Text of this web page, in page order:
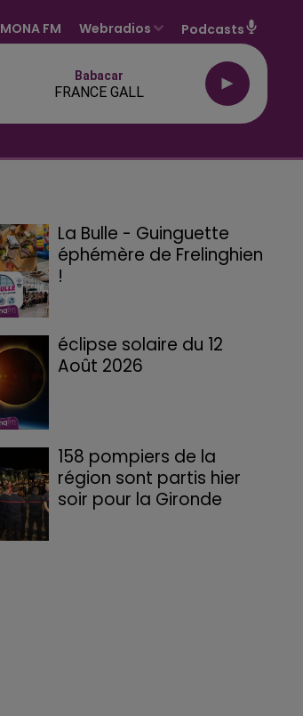
MONA FM Webradios Podcasts
Babacar
FRANCE GALL
La Bulle - Guinguette
éphémère de Frelinghien
!
éclipse solaire du 12
Août 2026
158 pompiers de la
région sont partis hier
soir pour la Gironde